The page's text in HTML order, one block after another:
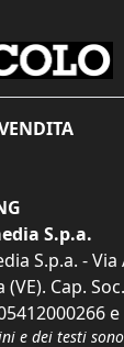
S.p.a.
S.p.a. -
Cap.
e dei testi